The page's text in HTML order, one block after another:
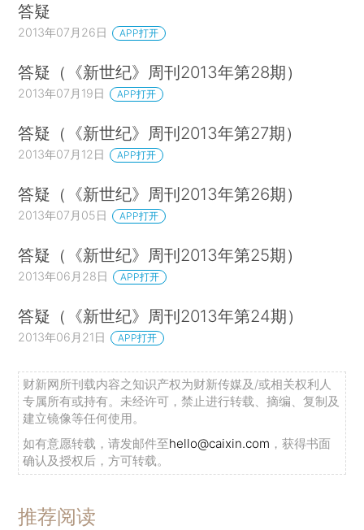
答疑
2013年07月26日 APP打开
答疑（《新世纪》周刊2013年第28期）
2013年07月19日 APP打开
答疑（《新世纪》周刊2013年第27期）
2013年07月12日 APP打开
答疑（《新世纪》周刊2013年第26期）
2013年07月05日 APP打开
答疑（《新世纪》周刊2013年第25期）
2013年06月28日 APP打开
答疑（《新世纪》周刊2013年第24期）
2013年06月21日 APP打开
财新网所刊载内容之知识产权为财新传媒及/或相关权利人
专属所有或持有。未经许可，禁止进行转载、摘编、复制及
建立镜像等任何使用。
如有意愿转载，请发邮件至hello@caixin.com ，获得书面
确认及授权后，方可转载。
推荐阅读